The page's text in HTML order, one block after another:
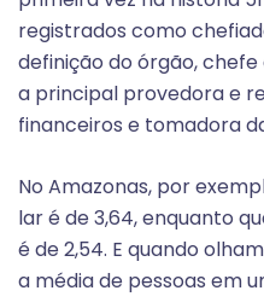
registrados como
definição do órgão,
a principal provedora e
financeiros e tomadora
No Amazonas, por
lar é de 3,64, enquanto
é de 2,54. E quando
a média de pessoas em